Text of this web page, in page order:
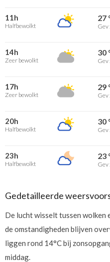
11h
Halfbewolkt
27
Gev
14h
Zeer bewolkt
30
Gev
17h
Zeer bewolkt
29
Gev
20h
Halfbewolkt
30
Gev
23h
Halfbewolkt
23
Gev
Gedetailleerde
De lucht wisselt tussen wolken
de omstandigheden blijven
liggen rond 14°C bij
middag.